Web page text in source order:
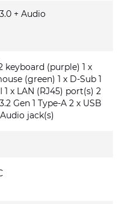
+ Audio
keyboard (purple) 1 x
(green) 1 x D-Sub 1
1 x LAN (RJ45) port(s) 2
Gen 1 Type-A 2 x USB
jack(s)